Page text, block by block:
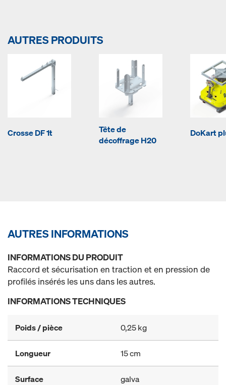
AUTRES PRODUITS
Crosse DF 1t
Tête de
décoffrage H20
DoKart
AUTRES INFORMATIONS
INFORMATIONS DU PRODUIT
Raccord et sécurisation en traction et en pression de
profilés insérés les uns dans les autres.
INFORMATIONS TECHNIQUES
Poids / pièce 0,25 kg
Longueur 15 cm
Surface galva